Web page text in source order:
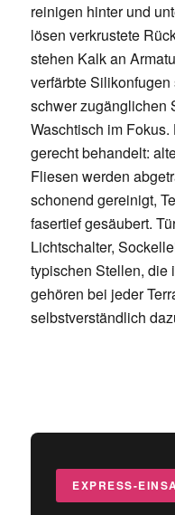
reinigen hinter und
lösen verkrustete
stehen Kalk an
verfärbte
schwer zugänglichen
Waschtisch im Fokus.
gerecht behandelt:
Fliesen werden
schonend gereinigt,
fasertief gesäubert.
Lichtschalter,
typischen Stellen,
gehören bei jeder
selbstverständlich
EXPRESS-